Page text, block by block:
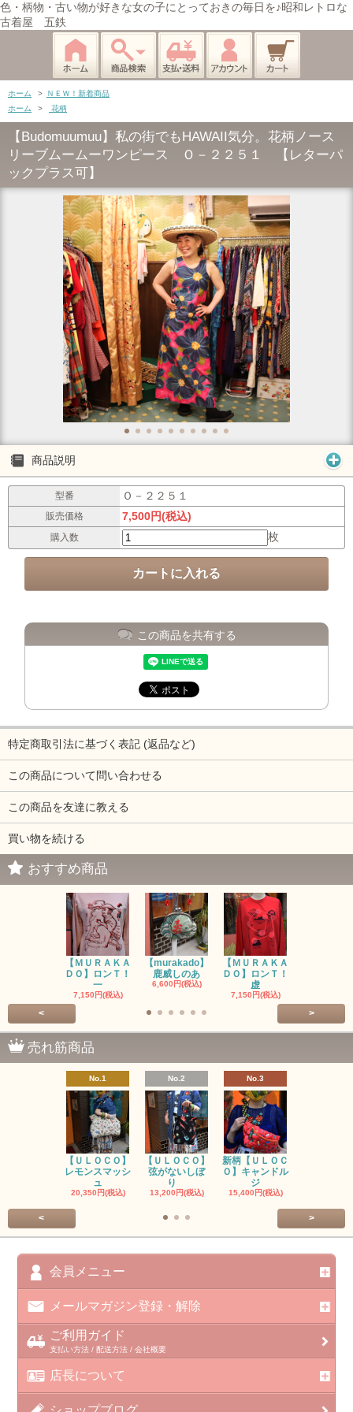
色・柄物・古い物が好きな女の子にとっておきの毎日を♪昭和レトロな
古着屋 五鉄
ホーム >
ＮＥＷ！新着商品
ホーム
> 花柄
【Budomuumuu】私の街でもHAWAII気分。花柄ノース
リーブムームーワンピース Ｏ－２２５１ 【レターパ
ックプラス可】
商品説明
型番 Ｏ－２２５１
販売価格 7,500円(税込)
購入数 枚
この商品を共有する
特定商取引法に基づく表記 (返品など)
この商品について問い合わせる
この商品を友達に教える
買い物を続ける
おすすめ商品
【ＭＵＲＡＫＡ
ＤＯ】ロンＴ！
一
7,150円(税込)
【murakado】
鹿威しのあ
6,600円(税込)
【ＭＵＲＡＫＡ
ＤＯ】ロンＴ！
虚
7,150円(税込)
< >
売れ筋商品
No.1
【ＵＬＯＣＯ】
レモンスマッシ
ュ
20,350円(税込)
No.2
【ＵＬＯＣＯ】
弦がないしぼ
り
13,200円(税込)
No.3
新柄【ＵＬＯＣ
Ｏ】キャンドル
ジ
15,400円(税込)
< >
会員メニュー
メールマガジン登録・解除
ご利用ガイド
支払い方法 / 配送方法 / 会社概要
店長について